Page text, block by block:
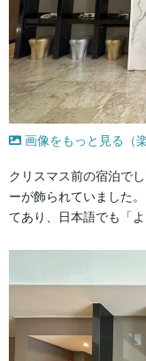
画像をもっと見る（楽
クリスマス前の宿泊で
ーが飾られていました
てあり、日本語でも「